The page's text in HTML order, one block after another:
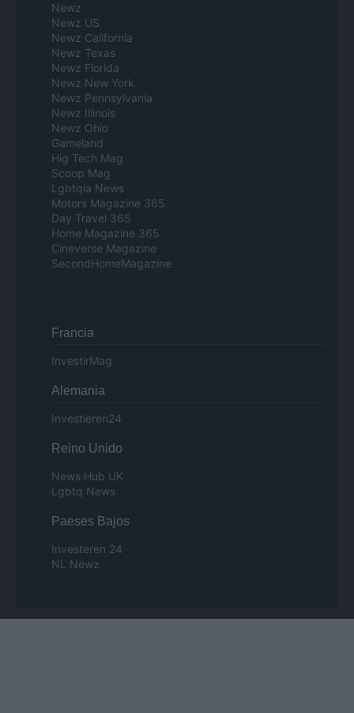
Newz
Newz US
Newz California
Newz Texas
Newz Florida
Newz New York
Newz Pennsylvania
Newz Illinois
Newz Ohio
Gameland
Hig Tech Mag
Scoop Mag
Lgbtqia News
Motors Magazine 365
Day Travel 365
Home Magazine 365
Cineverse Magazine
SecondHomeMagazine
Francia
InvestirMag
Alemania
Investieren24
Reino Unido
News Hub UK
Lgbtq News
Paeses Bajos
Investeren 24
NL Newz